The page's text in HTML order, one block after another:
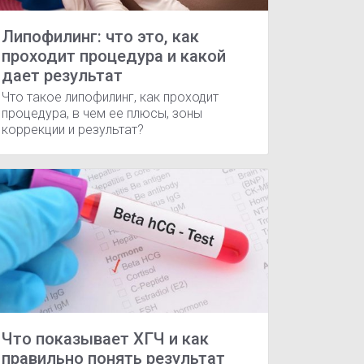
AND DT-501 тесты CEM DT-8806S тесты MultiCare-in тесты
кишечные бактериальные Грипп и ОРВИ
Липофилинг: что это, как
проходит процедура и какой
дает результат
Что такое липофилинг, как проходит
процедура, в чем ее плюсы, зоны
коррекции и результат?
Что показывает ХГЧ и как
правильно понять результат